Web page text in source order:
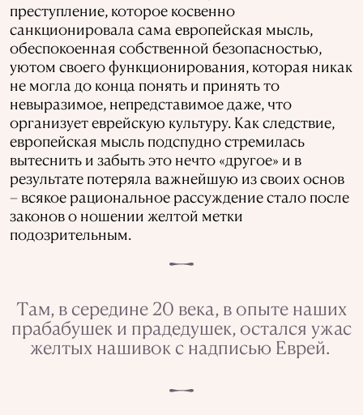
преступление, которое косвенно
санкционировала сама европейская мысль,
обеспокоенная собственной безопасностью,
уютом своего функционирования, которая никак
не могла до конца понять и принять то
невыразимое, непредставимое даже, что
организует еврейскую культуру. Как следствие,
европейская мысль подспудно стремилась
вытеснить и забыть это нечто «другое» и в
результате потеряла важнейшую из своих основ
– всякое рациональное рассуждение стало после
законов о ношении желтой метки
подозрительным.
Там, в середине 20 века, в опыте наших
прабабушек и прадедушек, остался ужас
желтых нашивок с надписью Еврей.